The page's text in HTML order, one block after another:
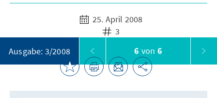
25. April 2008
3
Ausgabe: 3/2008
6 von 6